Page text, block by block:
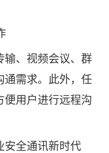
输、视频会议、群
通需求。此外，任
便用户进行远程沟
安全通讯新时代